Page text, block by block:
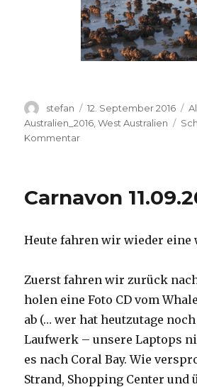
Autor
stefan
Veröffentlicht
am
12. September 2016
Australien_2016 ,West Australien
Kommentarzu
Carnavon
Heute fahren wir wieder eine
Zuerst fahren wir zurück
holen eine Foto CD vom
ab (… wer hat heutzutage
Laufwerk – unsere Laptops
es nach Coral Bay. Wie
Strand, Shopping Center und